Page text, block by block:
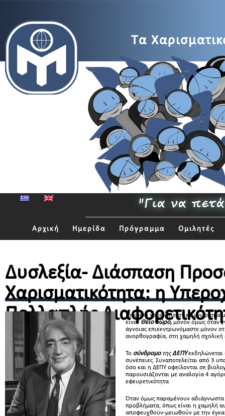
MENSA
Τα
Μουσικής
Αθηνών
"Για να
Αρχική Ημερίδα Πρόγραμμα Ομιλητές
Δυσλεξία- Διάσπαση
Χαρισματικότητα: η
Πολλαπλής
Το κοινό χαρακτηριστικό γνώρισμα
είναιΘείο δώρο,μόνον όμως όταν
άγνοιας επικεντρωνόμαστε μόνον
ανορθογραφία, στη χαμηλή σχολική
Το σύνδρομο τηςΔΕΠΥ
συνέπειες. Συναποτελείται από 3
όσο και η ΔΕΠΥ οφείλονται σε
παρουσιάζονται με αναλογία 4
εφευρετικότητα.
Όταν όμως παραμένουν αδιάγνωστα
προβλήματα, όπως είναι η χαμηλή
αποφευχθούν-μειωθούν με την